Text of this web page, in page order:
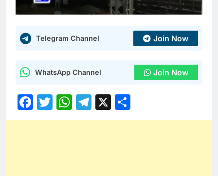
Telegram Channel Join Now
WhatsApp Channel Join Now
Facebook
Twitter
WhatsApp
Telegram
X